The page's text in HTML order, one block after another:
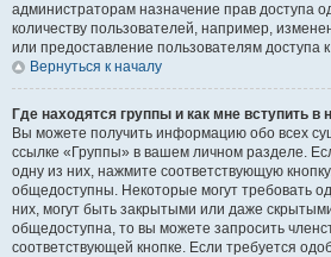
администраторам назначение прав доступа
количеству пользователей, например,
или предоставление пользователям
Вернуться к началу
Где находятся группы и как мне вступить в
Вы можете получить информацию обо всех
ссылке «Группы» в вашем личном разделе.
одну из них, нажмите соответствующую
общедоступны. Некоторые могут требовать
них, могут быть закрытыми или даже
общедоступна, то вы можете запросить
соответствующей кнопке. Если требуется